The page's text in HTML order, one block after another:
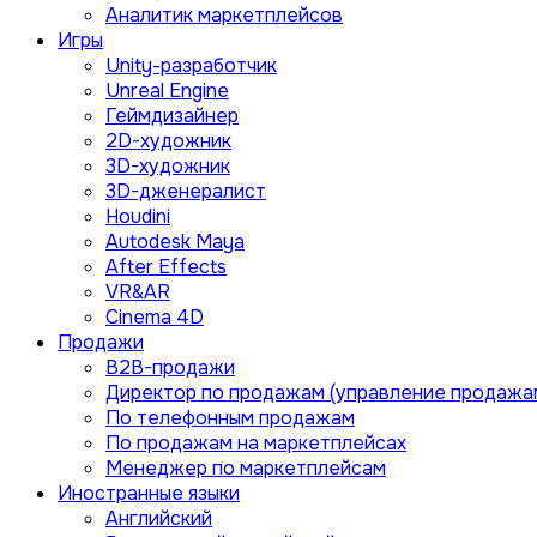
Аналитик маркетплейсов
Игры
Unity-разработчик
Unreal Engine
Геймдизайнер
2D-художник
3D-художник
3D-дженералист
Houdini
Autodesk Maya
After Effects
VR&AR
Cinema 4D
Продажи
B2B-продажи
Директор по продажам (управление
По телефонным продажам
По продажам на маркетплейсах
Менеджер по маркетплейсам
Иностранные языки
Английский